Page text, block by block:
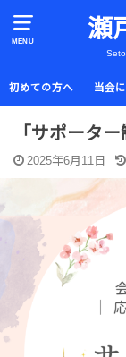
MENU 瀬
初めての方へ 当会
「サポータ
2025年6月11日